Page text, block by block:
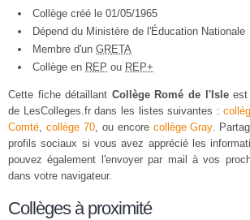
Collège créé le 01/05/1965
Dépend du Ministère de l'Éducation Nationale
Membre d'un GRETA
Collège en REP ou REP+
Cette fiche détaillant Collège Romé de l'Isleest
de LesColleges.fr dans les listes suivantes :
Comté, collège 70, ou encore collège Gray.
profils sociaux si vous avez apprécié les
pouvez également l'envoyer par mail à vos
dans votre navigateur.
Collèges à proximité